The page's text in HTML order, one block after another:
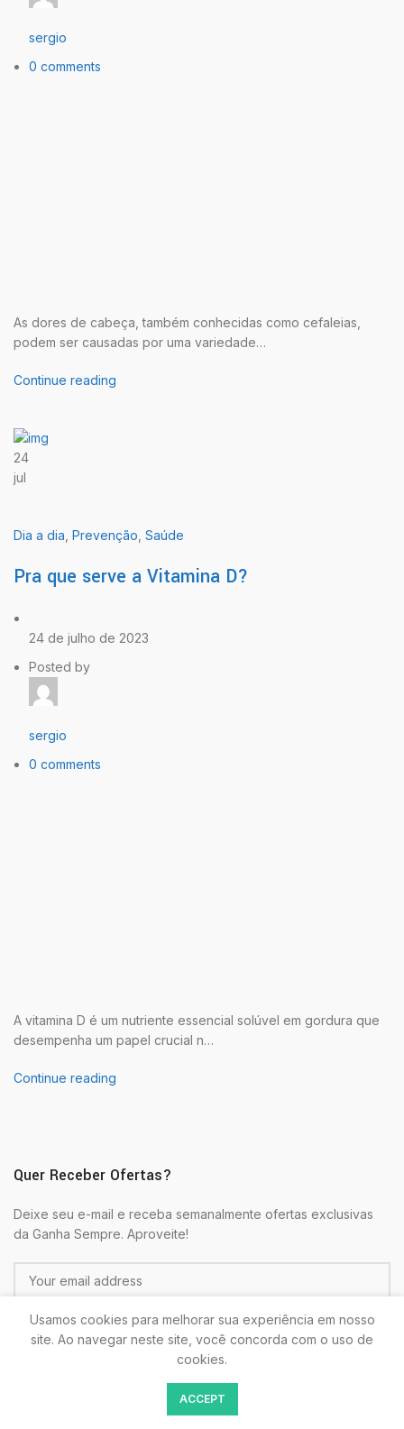
sergio
0 comments
As dores de cabeça, também conhecidas como cefaleias,
podem ser causadas por uma variedade…
Continue reading
24
jul
Dia a dia Prevenção Saúde
Pra que serve a Vitamina D?
24 de julho de 2023
Posted by
sergio
0 comments
A vitamina D é um nutriente essencial solúvel em gordura que
desempenha um papel crucial n…
Continue reading
Quer Receber Ofertas?
Deixe seu e-mail e receba semanalmente ofertas exclusivas
da Ganha Sempre. Aproveite!
Colocando seu E-mail estará de acordo com as
Usamos cookies para melhorar sua experiência em nosso
site. Ao navegar neste site, você concorda com o uso de
cookies.
ACCEPT